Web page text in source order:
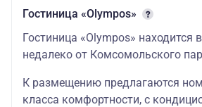
Гостиница «Olympos»
Гостиница «Olympos» находится
недалеко от Комсомольского
К размещению предлагаются
класса комфортности, с